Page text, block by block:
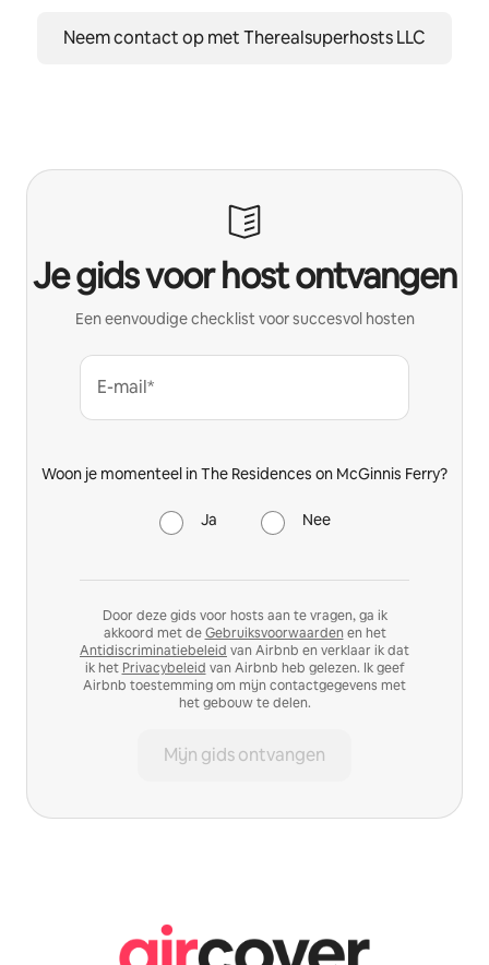
Neem contact op met Therealsuperhosts LLC
Je gids voor host ontvangen
Een eenvoudige checklist voor succesvol hosten
E-mail*
Woon je momenteel in The Residences on McGinnis Ferry?
Ja Nee
Door deze gids voor hosts aan te vragen, ga ik
akkoord met deGebruiksvoorwaarden en het
Antidiscriminatiebeleid van Airbnb en verklaar ik dat
ik het Privacybeleid van Airbnb heb gelezen. Ik geef
Airbnb toestemming om mijn contactgegevens met
het gebouw te delen.
Mijn gids ontvangen